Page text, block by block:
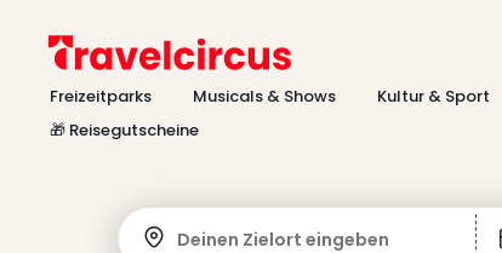
Freizeitparks Musicals & Shows Kultur & Sport
🎁 Reisegutscheine
Deinen Zielort eingeben